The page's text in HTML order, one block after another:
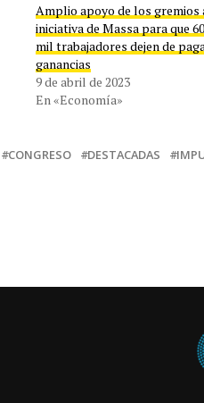
Amplio apoyo de los gremios
iniciativa de Massa para que
mil trabajadores dejen de
ganancias
9 de abril de 2023
En «Economía»
CONGRESO DESTACADAS